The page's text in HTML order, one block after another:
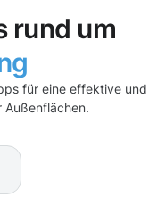
rund um
für eine effektive und
Außenflächen.